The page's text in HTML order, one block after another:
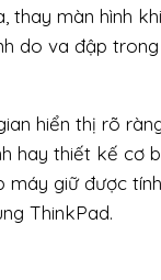
thay màn hình
do va đập
hiển thị rõ
hay thiết kế cơ
máy giữ được
ThinkPad.